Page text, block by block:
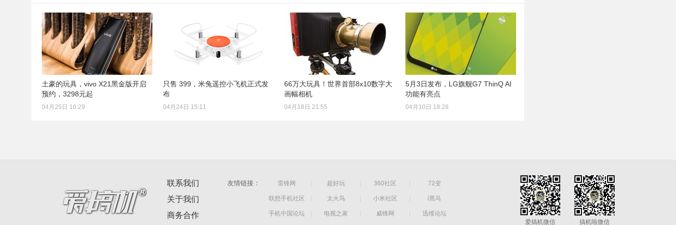
土豪的玩具，vivo X21黑金版开启
预约，3298元起
04月25日 16:29
只售 399，米兔遥控小飞机正式发
布
04月24日 15:11
66万大玩具！世界首部8x10数字大
画幅相机
04月18日 21:55
5月3日发布，LG旗舰G7 ThinQ AI
功能有亮点
04月10日 18:28
联系我们
关于我们
商务合作
友情链接： 雷锋网 超好玩 360社区 72变
联想手机社区 太火鸟 小米社区 i黑马
手机中国论坛 电视之家 威锋网
迅维论坛
爱搞机微信
搞机啦微信